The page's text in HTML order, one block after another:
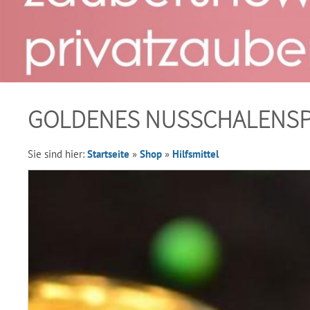
GOLDENES
Sie sind hier: Startseite » Shop » Hilfsmittel